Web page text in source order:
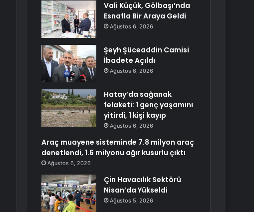
Vali Küçük, Gölbaşı’nda
Esnafla Bir Araya Geldi
Ağustos 6, 2026
Şeyh Şüceaddin Camisi
İbadete Açıldı
Ağustos 6, 2026
Hatay’da sağanak
felaketi: 1 genç yaşamını
yitirdi, 1 kişi kayıp
Ağustos 6, 2026
Araç muayene sisteminde 7.8 milyon araç
denetlendi, 1.6 milyonu ağır kusurlu çıktı
Ağustos 6, 2026
Çin Havacılık Sektörü
Nisan’da Yükseldi
Ağustos 5, 2026